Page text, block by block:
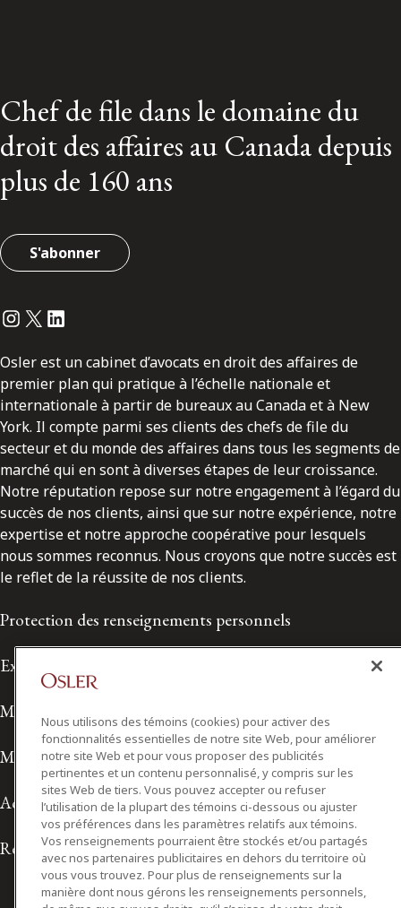
Chef de file dans le domaine du
droit des affaires au Canada depuis
plus de 160 ans
S'abonner
Instagram
Twitter
LinkedIn
Osler est un cabinet d’avocats en droit des affaires de
premier plan qui pratique à l’échelle nationale et
internationale à partir de bureaux au Canada et à New
York. Il compte parmi ses clients des chefs de file du
secteur et du monde des affaires dans tous les segments de
marché qui en sont à diverses étapes de leur croissance.
Notre réputation repose sur notre engagement à l’égard du
succès de nos clients, ainsi que sur notre expérience, notre
expertise et notre approche coopérative pour lesquels
nous sommes reconnus. Nous croyons que notre succès est
le reflet de la réussite de nos clients.
Protection des renseignements personnels
Exonération de responsabilité
Modalités de prestation de services
Modalités d'utilisation
Accessibilité
Relations avec les médias
Nous utilisons des témoins (cookies) pour activer des
fonctionnalités essentielles de notre site Web, pour améliorer
notre site Web et pour vous proposer des publicités
pertinentes et un contenu personnalisé, y compris sur les
sites Web de tiers. Vous pouvez accepter ou refuser
l’utilisation de la plupart des témoins ci-dessous ou ajuster
vos préférences dans les paramètres relatifs aux témoins.
Vos renseignements pourraient être stockés et/ou partagés
avec nos partenaires publicitaires en dehors du territoire où
vous vous trouvez. Pour plus de renseignements sur la
manière dont nous gérons les renseignements personnels,